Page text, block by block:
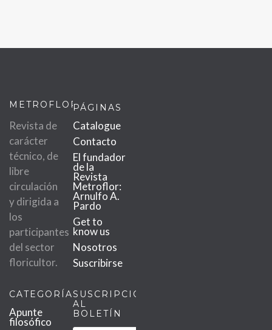
METROFLOR
Revista de
carácter
técnico, de
libre
circulación
y dirigida a
los
participantes
del sector
floricultor.
PÁGINAS
Catalogue
Contacto
El fundador
de la
Revista
Metroflor:
Arnulfo A.
Pardo
Get to
know us
Nosotros
Suscribirse
CATEGORÍAS
Apunte
filosófico
SUSCRIPCIÓN
AL
BOLETÍN